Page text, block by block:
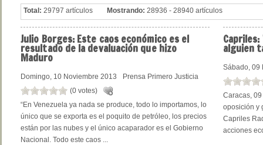
Total: 29797 artículos Mostrando: 28936 - 28940 artículos
Julio Borges: Este caos económico es el
resultado de la devaluación que hizo
Maduro
Domingo, 10 Noviembre 2013
Prensa Primero Justicia
(0 votes)
“En Venezuela ya nada se produce, todo lo importamos, lo
único que se exporta es el poquito de petróleo, los precios
están por las nubes y el único acaparador es el Gobierno
Nacional. Todo este caos ...
Capriles:
alguien
Sábado, 09
Caracas,
oposición y
Capriles
acciones